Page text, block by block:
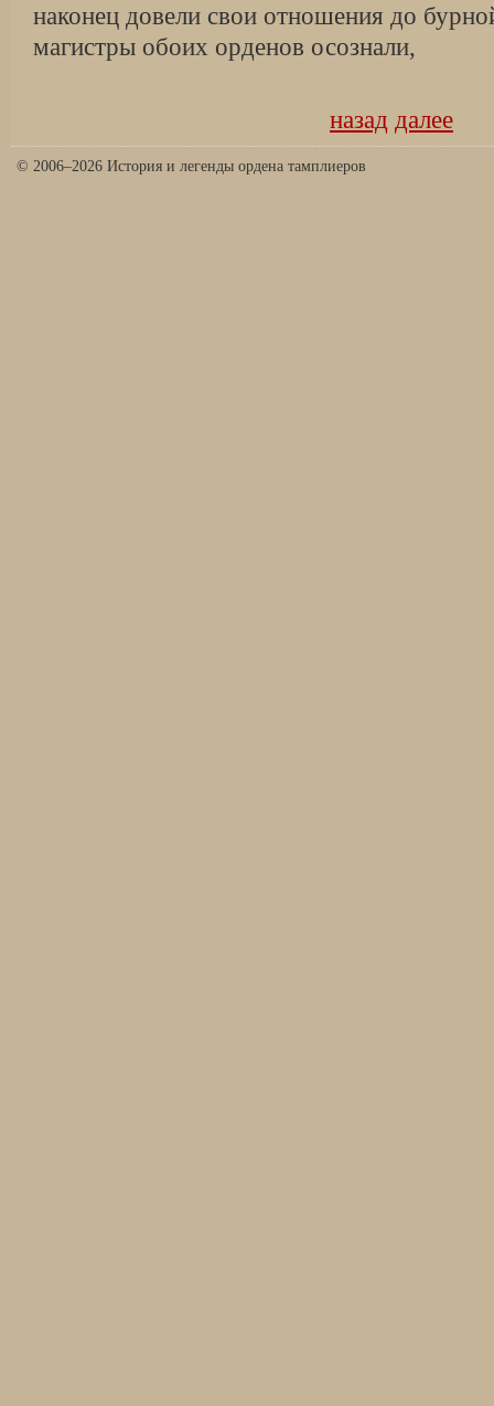
наконец довели свои отношения до
магистры обоих орденов осознали,
назад далее
© 2006–2026 История и легенды ордена тамплиеров